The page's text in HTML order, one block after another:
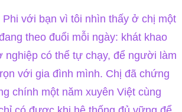
với bạn vì tôi nhìn thấy ở chị một
theo đuổi mỗi ngày: khát khao
nghiệp có thể tự chạy, để người làm
với gia đình mình. Chị đã chứng
chính một năm xuyên Việt cùng